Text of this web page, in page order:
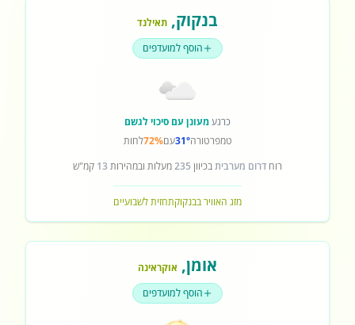
בנקוק, תאילנד
הוסף למועדפים
כרגעמעונן עם סיכוי לגשם
טמפרטורה31°עם72%לחות
רוח דרום מערביתבכיוון 235מעלות ובמהירות 13 קמ"ש
מזג האוויר בבנקוקתחזית לשבועיים
אומן, אוקראינה
הוסף למועדפים